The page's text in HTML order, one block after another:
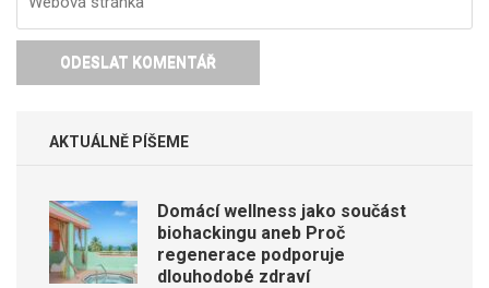
AKTUÁLNĚ PÍŠEME
Domácí wellness jako součást
biohackingu aneb Proč
regenerace podporuje
dlouhodobé zdraví